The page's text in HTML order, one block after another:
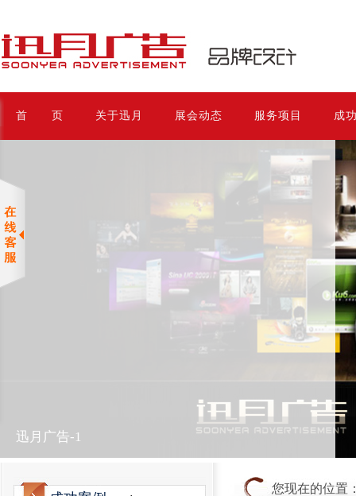
首 页 关于迅月 展会动态 服务项目 成
迅月广告-1
您现在的位置